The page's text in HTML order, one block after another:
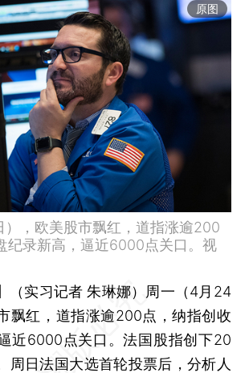
原图
），欧美股市飘红，道指涨逾200
纪录新高，逼近6000点关口。视
（实习记者 朱琳娜） 周一（4月24
飘红，道指涨逾200点，纳指创收
近6000点关口。法国股指创下20
周日法国大选首轮投票后，分析人